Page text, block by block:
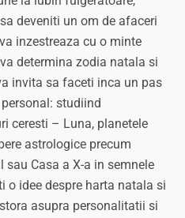
deveniti un om de afaceri
inzestreaza cu o minte
determina zodia natala si
invita sa faceti inca un pas
studiind
ceresti – Luna, planetele
astrologice precum
sau Casa a X-a in semnele
o idee despre harta natala si
asupra personalitatii si